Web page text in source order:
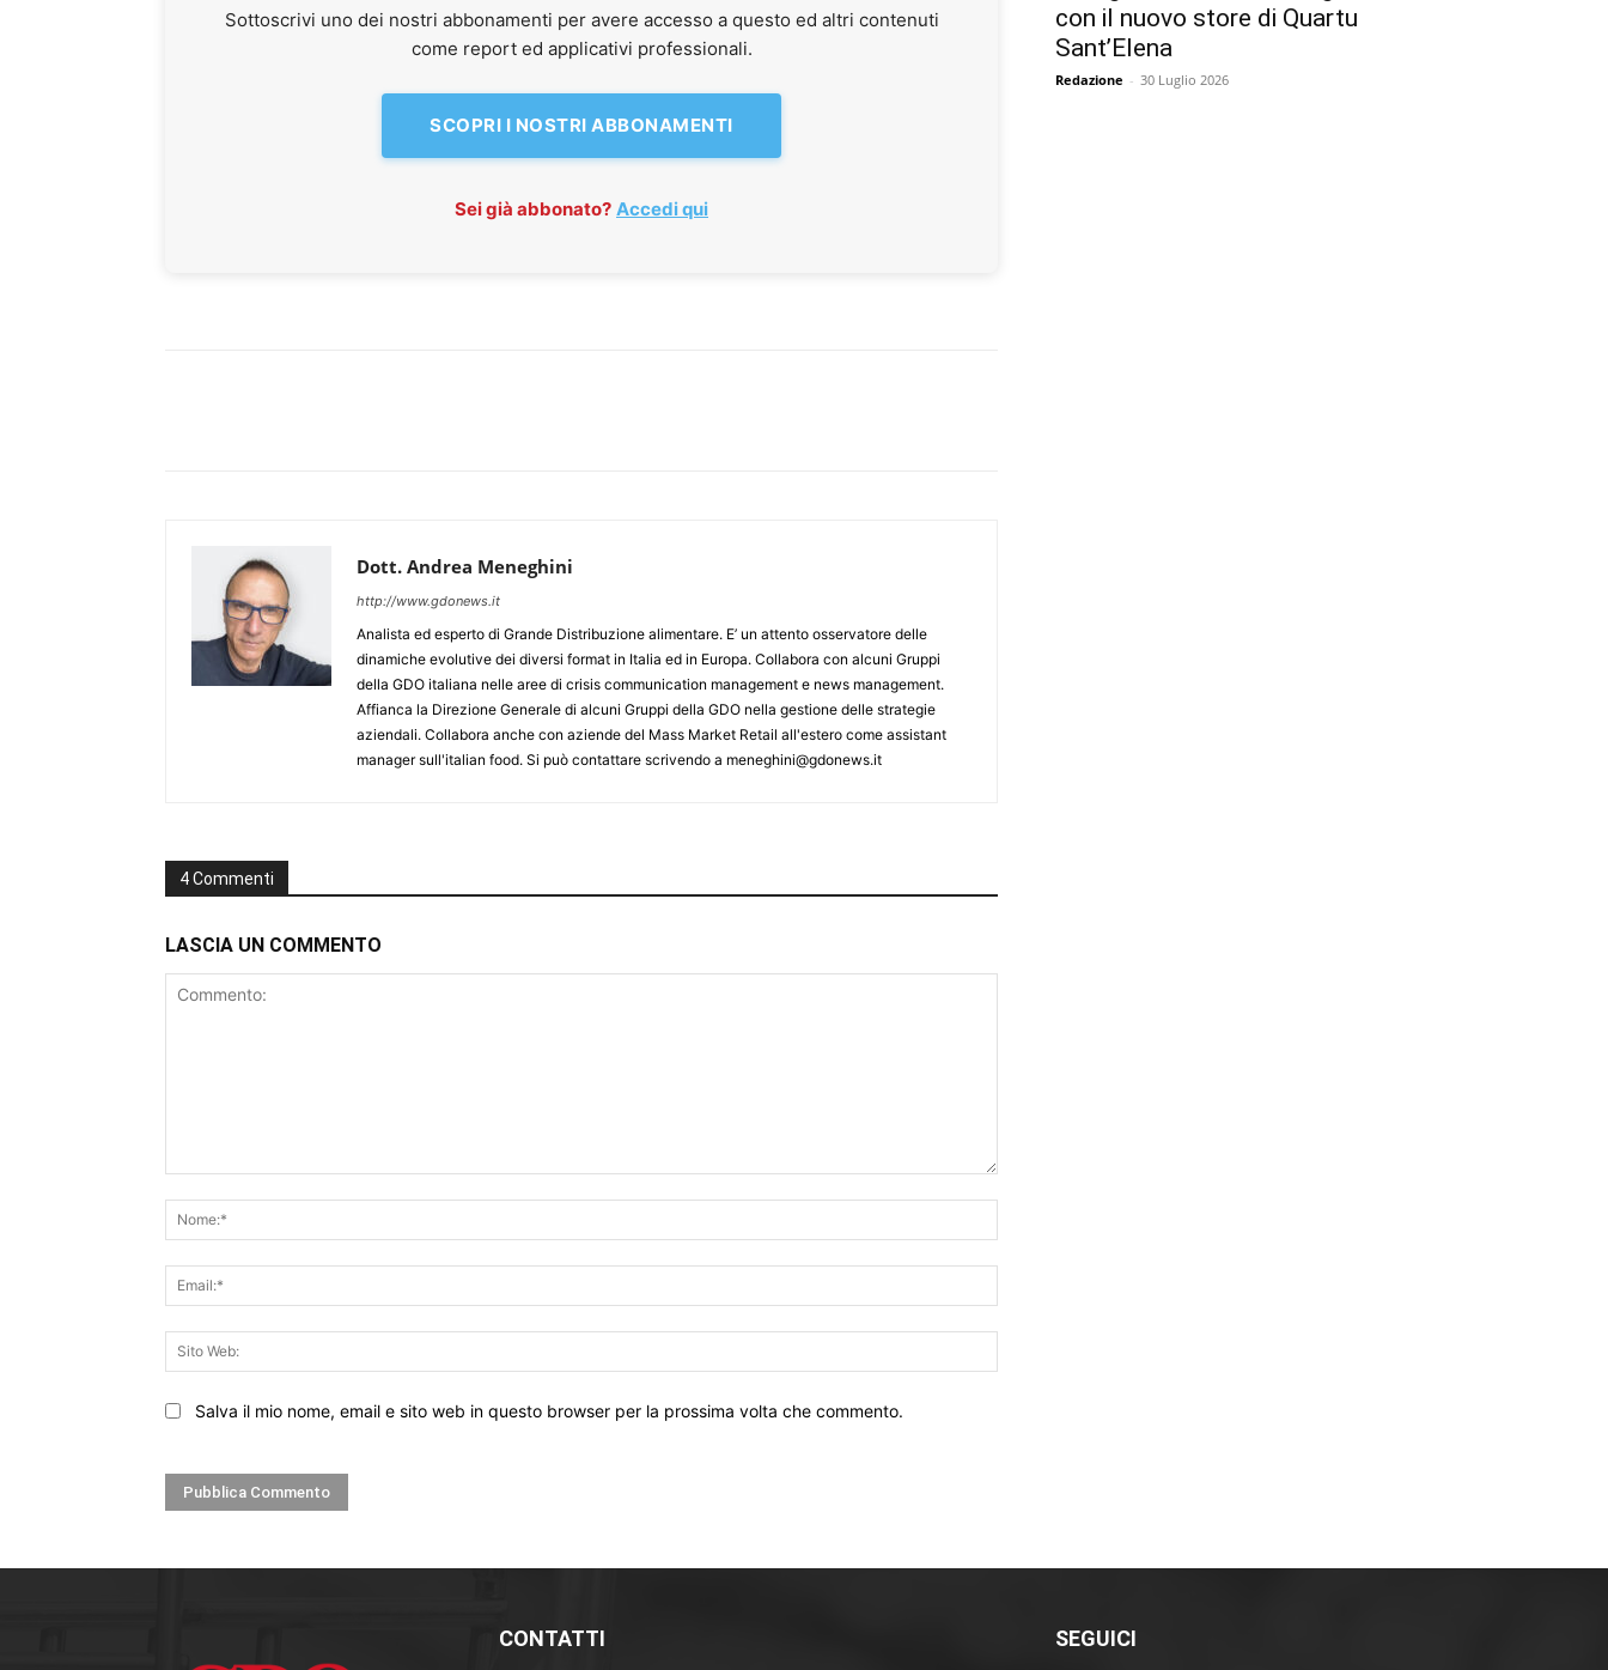
Sottoscrivi uno dei nostri abbonamenti per avere accesso a questo ed altri contenuti
come report ed applicativi professionali.
SCOPRI I NOSTRI ABBONAMENTI
Sei già abbonato? Accedi qui
Dott. Andrea Meneghini
http://www.gdonews.it
Analista ed esperto di Grande Distribuzione alimentare. E’ un attento osservatore delle
dinamiche evolutive dei diversi format in Italia ed in Europa. Collabora con alcuni Gruppi
della GDO italiana nelle aree di crisis communication management e news management.
Affianca la Direzione Generale di alcuni Gruppi della GDO nella gestione delle strategie
aziendali. Collabora anche con aziende del Mass Market Retail all'estero come assistant
manager sull'italian food. Si può contattare scrivendo a meneghini@gdonews.it
4 Commenti
LASCIA UN COMMENTO
Web:
Salva il mio nome, email e sito web in questo browser per la prossima volta che commento.
con il nuovo store di Quartu
Sant’Elena
Redazione - 30 Luglio 2026
CONTATTI SEGUICI